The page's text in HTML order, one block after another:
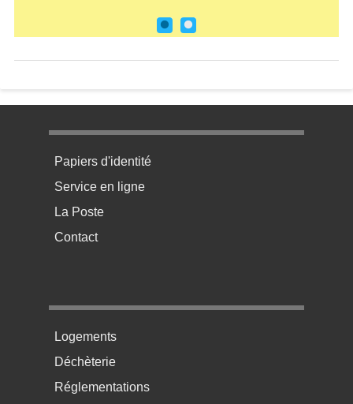
Menu pratique bas de page 1
Papiers d'identité
Service en ligne
La Poste
Contact
Menu pratique bas de page 2
Logements
Déchèterie
Réglementations